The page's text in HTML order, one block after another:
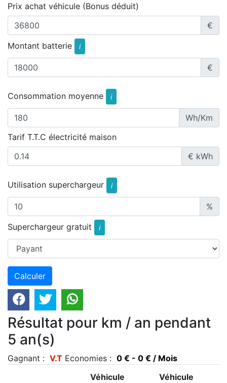
Prix achat véhicule (Bonus déduit)
€
Montant batterie
i
€
Consommation moyenne i
Wh/Km
Tarif T.T.C électricité maison
€ kWh
Utilisation superchargeur i
%
Superchargeur gratuit
i
Résultat pour km / an pendant
5 an(s)
Gagnant : V.T Economies : 0 € - 0 € / Mois
Véhicule
Véhicule